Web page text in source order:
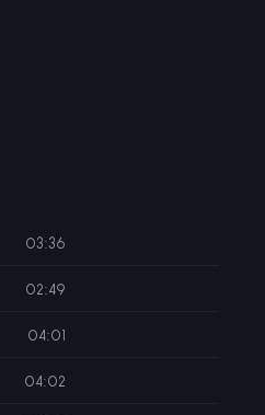
03:36
02:49
04:01
04:02